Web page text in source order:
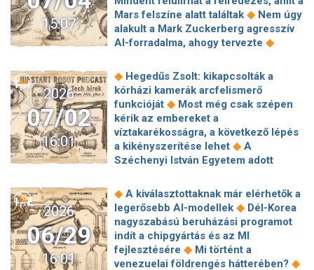
meg alaposan a Tv-je képernyőjét! Ha
ezt látja, baj van ◆Jodie Foster
keményen odaszúrt Brad Pittnek
◆
Mesterséges intelligencia: tudatosan
Széchenyi István Egyetem
munkatársai
15:07
Mars felszíne alatt találtak ◆ Nem úgy
alakult a Mark Zuckerberg agresszív
AI-forradalma, ahogy tervezte ◆
mostantól a ChatGPT-vel is lehet
intézni a heti nagybevásárlást
2026
07/02
16:01
◆ Hegedűs Zsolt: kikapcsolták a
kórházi kamerák arcfelismerő
funkcióját ◆ Most még csak szépen
kérik az embereket a
víztakarékosságra, a következő lépés
a kikényszerítése lehet ◆ A
Széchenyi István Egyetem adott
magyarországi döntőjének
◆Az
óceánok felmelegedése egész évben
károsítja a tengeri élővilágot ◆
mesterséges intelligencia kettéosztja
a globális munkaerőpiacot ◆
alapján korán kimutatható a diabétesz
2026
06/29
16:01
◆ A kiválasztottaknak már elérhetők a
legerősebb AI-modellek ◆ Dél-Korea
nagyszabású beruházási programot
indít a chipgyártás és az MI
fejlesztésére ◆ Mi történt a
venezuelai földrengés hátterében? ◆